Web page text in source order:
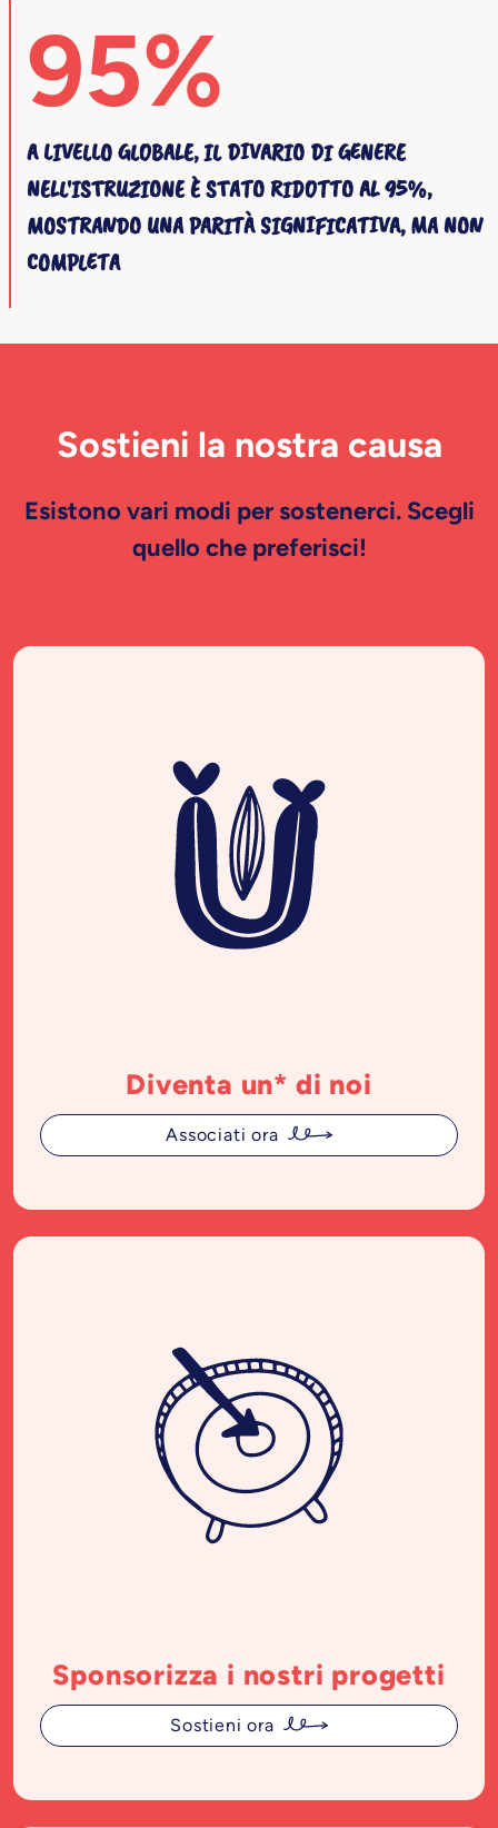
95%
A LIVELLO GLOBALE, IL DIVARIO DI GENERE
NELL'ISTRUZIONE È STATO RIDOTTO AL 95%,
MOSTRANDO UNA PARITÀ SIGNIFICATIVA, MA NON
COMPLETA
Sostieni la nostra causa
Esistono vari modi per sostenerci. Scegli
quello che preferisci!
Diventa un* di noi
Associati ora
Sponsorizza i nostri progetti
Sostieni ora